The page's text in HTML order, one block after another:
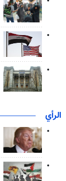
الرأي